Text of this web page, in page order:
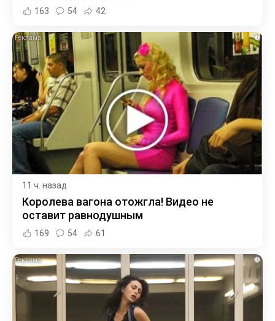
163 54 42
i
11 ч. назад
Королева вагона отожгла! Видео не
оставит равнодушным
169 54 61
i